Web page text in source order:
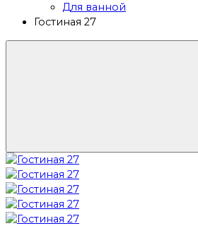
Для ванной
Гостиная 27